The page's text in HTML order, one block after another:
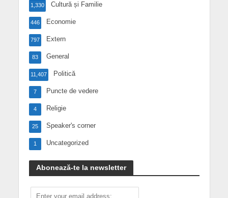
Cultură și Familie
1,330
Economie
446
Extern
797
General
83
Politică
11,407
Puncte de vedere
7
Religie
4
Speaker's corner
25
Uncategorized
1
Abonează-te la newsletter